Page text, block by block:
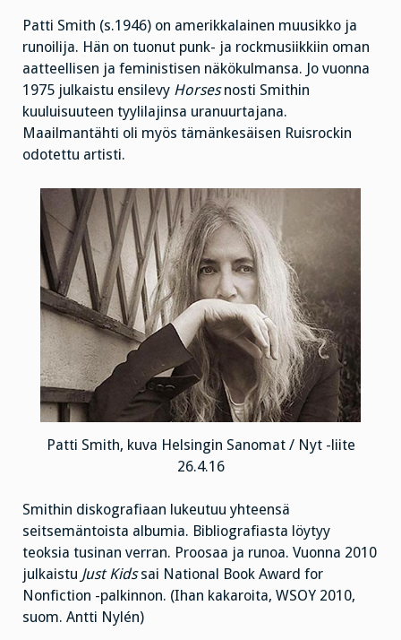
Patti Smith (s.1946) on amerikkalainen muusikko ja
runoilija. Hän on tuonut punk- ja rockmusiikkiin oman
aatteellisen ja feministisen näkökulmansa. Jo vuonna
1975 julkaistu ensilevy Horsesnosti Smithin
kuuluisuuteen tyylilajinsa uranuurtajana.
Maailmantähti oli myös tämänkesäisen Ruisrockin
odotettu artisti.
Patti Smith, kuva Helsingin Sanomat / Nyt -liite
26.4.16
Smithin diskografiaan lukeutuu yhteensä
seitsemäntoista albumia. Bibliografiasta löytyy
teoksia tusinan verran. Proosaa ja runoa. Vuonna 2010
julkaistu Just Kidssai National Book Award for
Nonfiction -palkinnon. (Ihan kakaroita, WSOY 2010,
suom. Antti Nylén)